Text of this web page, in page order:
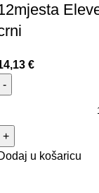
€
u košaricu